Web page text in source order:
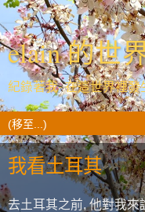
elain 的世
紀錄著我- 在這世界裡發
我看土耳其
去土耳其之前, 他對我